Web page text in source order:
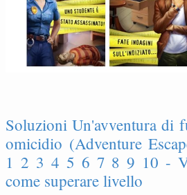
Soluzioni Un'avventura di
omicidio (Adventure
1 2 3 4 5 6 7 8 9 10 -
come superare livello